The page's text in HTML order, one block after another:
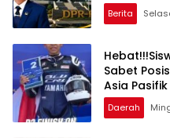
Indonesia,
Berita
Sabet
Asia
Daerah